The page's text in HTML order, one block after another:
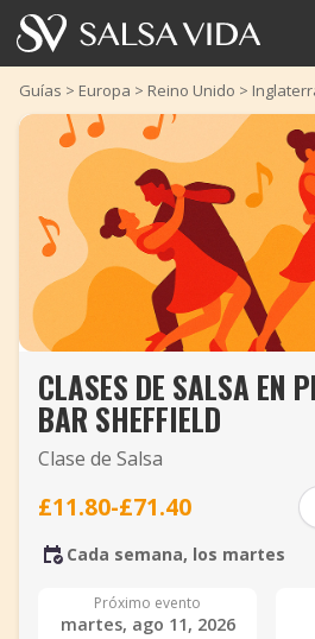
Inicio
Eventos
Noticias
Artículos
Videos
Glosario
TuneTempo
Añadir evento
Guías > Europa > Reino Unido >
CLASES DE SALSA EN
BAR SHEFFIELD
Clase de Salsa
£11.80-£71.40
Cada semana, los martes
Próximo evento
martes, ago 11, 2026